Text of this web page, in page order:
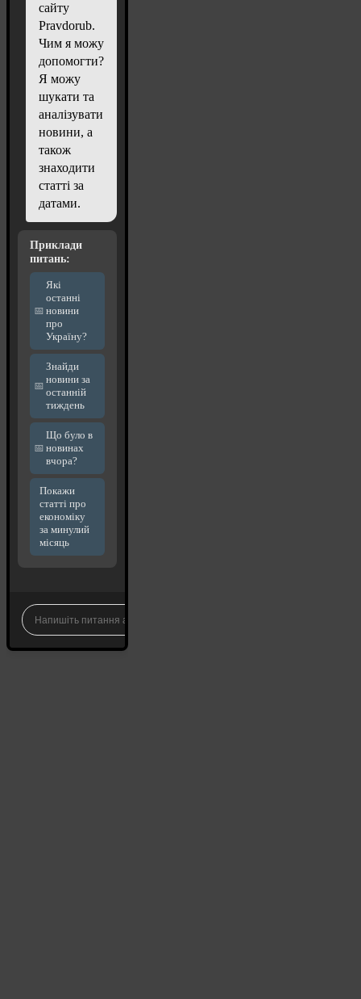
сайту
Pravdorub.
Чим я можу
допомогти?
Я можу
шукати та
аналізувати
новини, а
також
знаходити
статті за
датами.
Приклади
питань:
Які
останні
новини
про
Україну?
Знайди
новини за
останній
тиждень
Що було в
новинах
вчора?
Покажи
статті про
економіку
за минулий
місяць